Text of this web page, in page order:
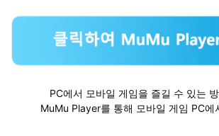
PC에서 모바일 게임을 즐길 수 있는
MuMu Player를 통해 모바일 게임 PC에